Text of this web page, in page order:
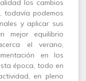
los cambios
todavía podemos
y aplicar sus
mejor equilibrio
el verano,
en los
época, todo en
en pleno